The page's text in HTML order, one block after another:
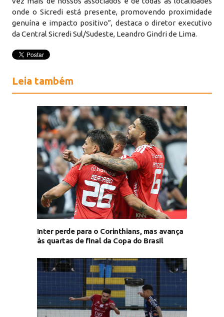
onde o Sicredi está presente, promovendo proximidade
genuína e impacto positivo”, destaca o diretor executivo
da Central Sicredi Sul/Sudeste, Leandro Gindri de Lima.
Leia também
Inter perde para o Corinthians, mas avança
às quartas de final da Copa do Brasil